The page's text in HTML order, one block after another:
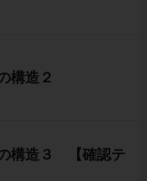
構造２
構造３ 【確認テ